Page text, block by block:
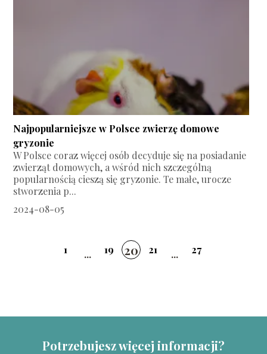
Najpopularniejsze w Polsce zwierzę domowe
gryzonie
W Polsce coraz więcej osób decyduje się na posiadanie
zwierząt domowych, a wśród nich szczególną
popularnością cieszą się gryzonie. Te małe, urocze
stworzenia p...
2024-08-05
1 ... 19 20 21 ... 27
Potrzebujesz więcej informacji?